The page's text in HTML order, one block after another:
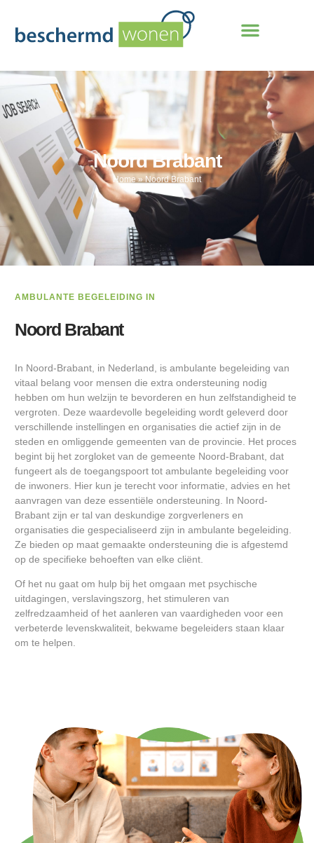
Noord Brabant
Home»Noord Brabant
AMBULANTE BEGELEIDING IN
Noord Brabant
In Noord-Brabant, in Nederland, is ambulante begeleiding van
vitaal belang voor mensen die extra ondersteuning nodig
hebben om hun welzijn te bevorderen en hun zelfstandigheid te
vergroten. Deze waardevolle begeleiding wordt geleverd door
verschillende instellingen en organisaties die actief zijn in de
steden en omliggende gemeenten van de provincie. Het proces
begint bij het zorgloket van de gemeente Noord-Brabant, dat
fungeert als de toegangspoort tot ambulante begeleiding voor
de inwoners. Hier kun je terecht voor informatie, advies en het
aanvragen van deze essentiële ondersteuning. In Noord-
Brabant zijn er tal van deskundige zorgverleners en
organisaties die gespecialiseerd zijn in ambulante begeleiding.
Ze bieden op maat gemaakte ondersteuning die is afgestemd
op de specifieke behoeften van elke cliënt.
Of het nu gaat om hulp bij het omgaan met psychische
uitdagingen, verslavingszorg, het stimuleren van
zelfredzaamheid of het aanleren van vaardigheden voor een
verbeterde levenskwaliteit, bekwame begeleiders staan klaar
om te helpen.